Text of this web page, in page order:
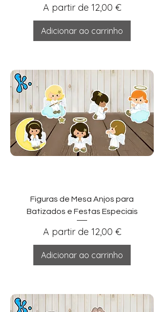
A partir de 12,00 €
Preço promocional
Adicionar ao carrinho
Figuras de Mesa Anjos para
Batizados e Festas Especiais
A partir de 12,00 €
Preço promocional
Adicionar ao carrinho